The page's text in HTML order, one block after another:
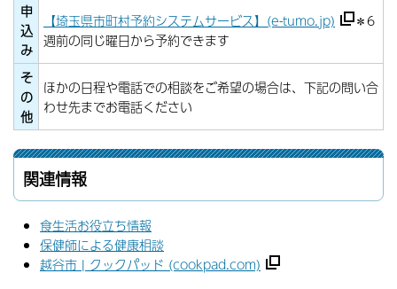
申
込
み
【埼玉県市町村予約システムサービス】(e-tumo.jp)
＊6
週前の同じ曜日から予約できます
そ
の
他
ほかの日程や電話での相談をご希望の場合は、下記の問い合
わせ先までお電話ください
関連情報
食生活お役立ち情報
保健師による健康相談
越谷市 | クックパッド (cookpad.com)